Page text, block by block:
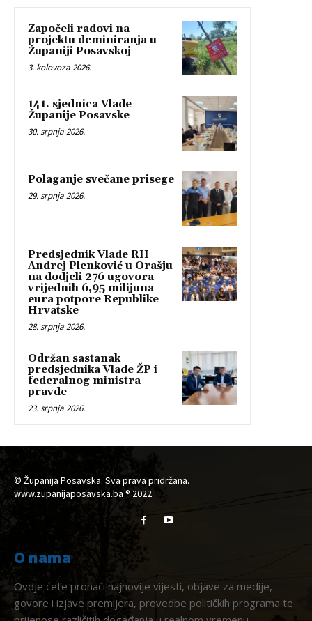
Započeli radovi na
projektu deminiranja u
Županiji Posavskoj
3. kolovoza 2026.
141. sjednica Vlade
Županije Posavske
30. srpnja 2026.
Polaganje svečane prisege
29. srpnja 2026.
Predsjednik Vlade RH
Andrej Plenković u Orašju
na dodjeli 276 ugovora
vrijednih 6,95 milijuna
eura potpore Republike
Hrvatske
28. srpnja 2026.
Održan sastanak
predsjednika Vlade ŽP i
federalnog ministra
pravde
23. srpnja 2026.
© Županija Posavska. Sva prava pridržana.
www.zupanijaposavska.ba ® 2022
O nama
Ovdje ćete pronaći najnovije vijesti, objave za medije,
govore i izjave premijera, provedbe političkih programa te